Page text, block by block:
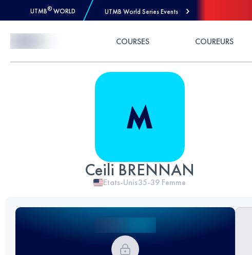
UTMB® WORLD UTMB World Series Events
COURSES COUREURS
Ceili BRENNAN
Etats-Unis35-39 Femme